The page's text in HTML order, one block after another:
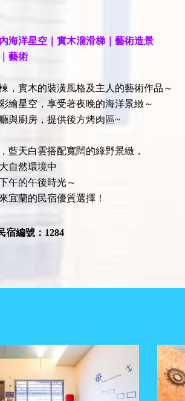
海洋星空｜實木溜滑梯｜藝術造景
藝術
，實木的裝潢風格及主人的藝術作品～
繪星空，享受著夜晚的海洋景緻～
與廚房，提供後方烤肉區~
藍天白雲搭配寬闊的綠野景緻，
自然環境中
午的午後時光～
宜蘭的民宿優質選擇！
宿編號：1284